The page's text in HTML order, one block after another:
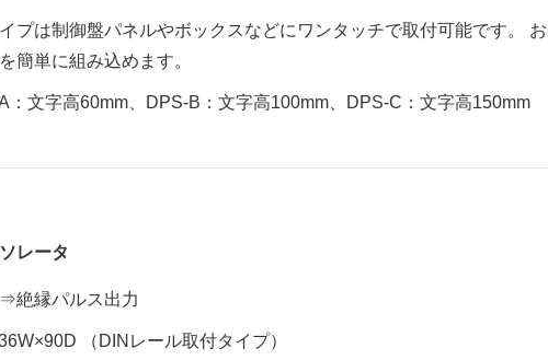
プは制御盤パネルやボックスなどにワンタッチで取付可能です。
簡単に組み込めます。
：文字高60mm、DPS-B：文字高100mm、DPS-C：文字高150mm
レータ
絶縁パルス出力
（DINレール取付タイプ）